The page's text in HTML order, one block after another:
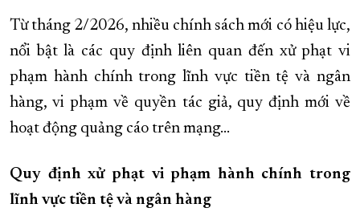
Từ tháng 2/2026, nhiều chính sách mới có hiệu lực,
nổi bật là các quy định liên quan đến xử phạt vi
phạm hành chính trong lĩnh vực tiền tệ và ngân
hàng, vi phạm về quyền tác giả, quy định mới về
hoạt động quảng cáo trên mạng...
Quy định xử phạt vi phạm hành chính trong
lĩnh vực tiền tệ và ngân hàng